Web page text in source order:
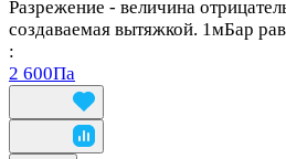
Разрежение - величина
создаваемая вытяжкой. 1мБар
:
2 600Па